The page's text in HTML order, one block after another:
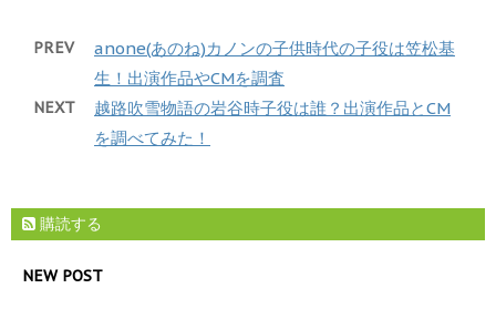
PREV
anone(あのね)カノンの子供時代の子役は笠松基
生！出演作品やCMを調査
NEXT
越路吹雪物語の岩谷時子役は誰？出演作品とCM
を調べてみた！
購読する
NEW POST